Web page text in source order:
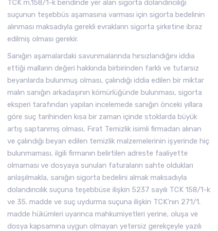
TCK m.158/1-k bendinde yer alan sigorta dolandırıcılığı
suçunun teşebbüs aşamasına varması için sigorta bedelinin
alınması maksadıyla gerekli evrakların sigorta şirketine ibraz
edilmiş olması gerekir.
Sanığın aşamalardaki savunmalarında hırsızlandığını iddia
ettiği malların değeri hakkında birbirinden farklı ve tutarsız
beyanlarda bulunmuş olması, çalındığı iddia edilen bir miktar
malın sanığın arkadaşının kömürlüğünde bulunması, sigorta
eksperi tarafından yapılan incelemede sanığın önceki yıllara
göre suç tarihinden kısa bir zaman içinde stoklarda büyük
artış saptanmış olması, Fırat Temizlik isimli firmadan alınan
ve çalındığı beyan edilen temizlik malzemelerinin işyerinde hiç
bulunmaması, ilgili firmanın belirtilen adreste faaliyette
olmaması ve dosyaya sunulan faturaların sahte oldukları
anlaşılmakla, sanığın sigorta bedelini almak maksadıyla
dolandırıcılık suçuna teşebbüse ilişkin 5237 sayılı TCK 158/1-k
ve 35. madde ve suç uydurma suçuna ilişkin TCK’nın 271/1.
madde hükümleri uyarınca mahkumiyetleri yerine, oluşa ve
dosya kapsamına uygun olmayan yetersiz gerekçeyle yazılı